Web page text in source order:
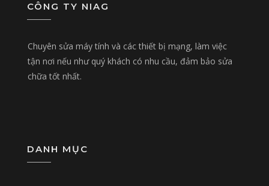
CÔNG TY NIAG
Chuyên sửa máy tính và các thiết bị mạng, làm việc
tận nơi nếu như quý khách có nhu cầu, đảm bảo sửa
chữa tốt nhất.
DANH MỤC